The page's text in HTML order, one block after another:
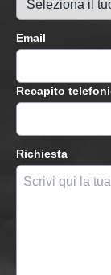
Email
Recapito
Richiesta